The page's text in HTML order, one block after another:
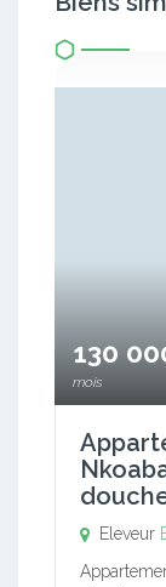
130
mois
Eleveur